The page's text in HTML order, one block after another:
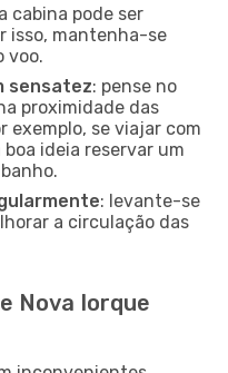
cabina pode ser
isso, mantenha-se
voo.
sensatez: pense no
proximidade das
exemplo, se viajar com
ideia reservar um
: levante-se
a circulação das
Nova Iorque